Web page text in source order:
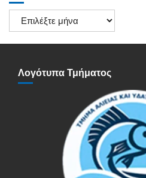
Ιστορικό
Ανακοινώσεων
Λογότυπα Τμήματος